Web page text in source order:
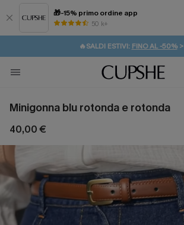
🎁-15% primo ordine app
50 k+
⚡️-15% SUGLI ESSENZIALI DA VACANZA |
🔥SALDI ESTIVI: FINO AL -50%
🚚SPEDIZIONE GRATUITA DA 49€
💌REGALO PER I NUOVI: 20% DI
Minigonna blu rotonda e rotonda
40,00 €